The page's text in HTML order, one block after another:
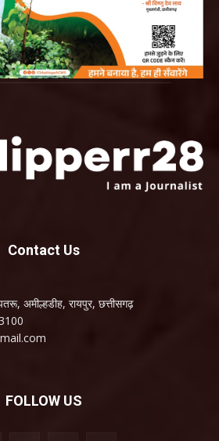
Contact Us
अमील्हडीह, रायपुर, छत्तीसगढ़
FOLLOW US